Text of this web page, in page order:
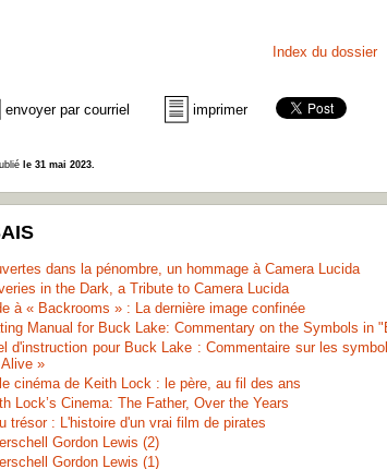
Index du dossier
envoyer par courriel imprimer
le 31 mai 2023.
dans la pénombre, un hommage à Camera Lucida
in the Dark, a Tribute to Camera Lucida
à « Backrooms » : La dernière image confinée
Manual for Buck Lake: Commentary on the Symbols in
d'instruction pour Buck Lake : Commentaire sur les
»
cinéma de Keith Lock : le père, au fil des ans
Lock’s Cinema: The Father, Over the Years
trésor : L'histoire d'un vrai film de pirates
Gordon Lewis (2)
Gordon Lewis (1)